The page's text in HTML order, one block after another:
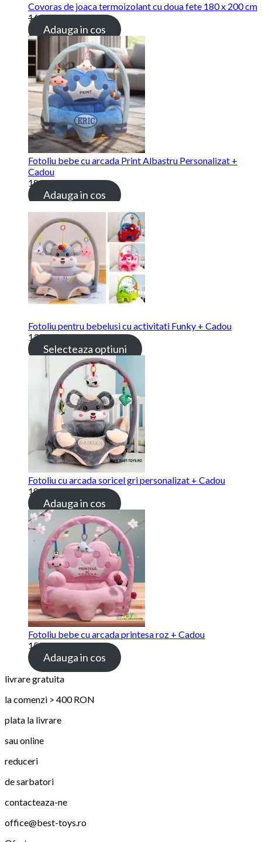
Covoras de joaca termoizolant cu doua fete 180 x 200 cm
169.00 lei115.00 lei
Adauga in cos
Fotoliu bebe cu arcada Print Albastru Personalizat +
Cadou
189.00 lei
Adauga in cos
Fotoliu pentru bebelusi cu activitati Funky + Cadou
139.00 lei
Selecteaza optiuni
Fotoliu cu arcada soricel gri personalizat + Cadou
189.00 lei
Adauga in cos
Fotoliu bebe cu arcada printesa roz + Cadou
159.00 lei
Adauga in cos
livrare gratuita
la comenzi > 400 RON
plata la livrare
sau online
reduceri
de sarbatori
contacteaza-ne
office@best-toys.ro